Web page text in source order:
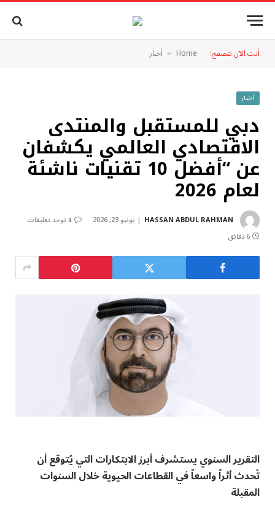
أنت الآن تتصفح: Home
» أخبار
أخبار
دبي للمستقبل والمنتدى
الاقتصادي العالمي يكشفان
عن “أفضل 10 تقنيات ناشئة
لعام 2026
HASSAN ABDUL RAHMAN يونيو 23, 2026
لا توجد تعليقات
6 دقائق
التقرير السنوي يستشرف أبرز الابتكارات التي يُتوقع أن
تُحدث أثراً واسعاً في القطاعات الحيوية خلال السنوات
المقبلة